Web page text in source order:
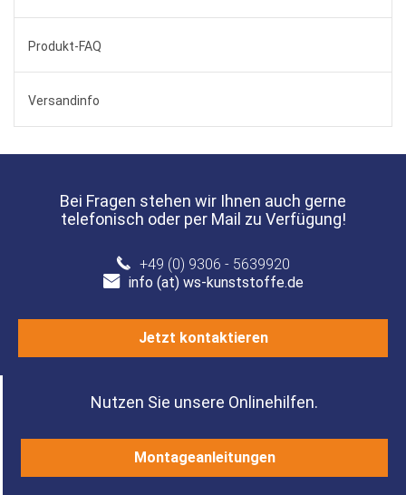
Produkt-FAQ
Versandinfo
Bei Fragen stehen wir Ihnen auch gerne
telefonisch oder per Mail zu Verfügung!
+49 (0) 9306 - 5639920
info (at) ws-kunststoffe.de
Jetzt kontaktieren
Nutzen Sie unsere Onlinehilfen.
Montageanleitungen